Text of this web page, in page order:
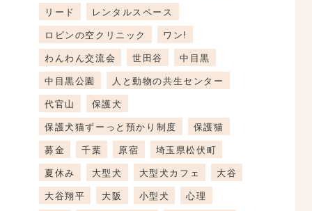
リード
レンタルスペース
ロビンの空クリニック
ワン!
わんわん交流会
世田谷
中目黒
中目黒公園
人と動物の共生センター
代官山
保護犬
保護犬猫ずーっと預かり制度
保護猫
募金
千葉 原宿
埼玉県松伏町
夏休み
大型犬 大型犬カフェ
大谷
大谷翔平
大阪 小型犬
心理